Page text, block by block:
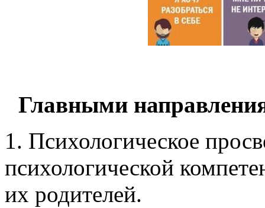
Главными
1. Психологическое
психологической
их родителей.